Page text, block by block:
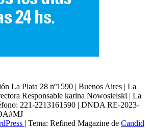
La Plata 28 nº1590 | Buenos Aires | La
Responsable karina Nowosielski | La
221-2213161590 | DNDA RE-2023-
| Tema: Refined Magazine de Candid